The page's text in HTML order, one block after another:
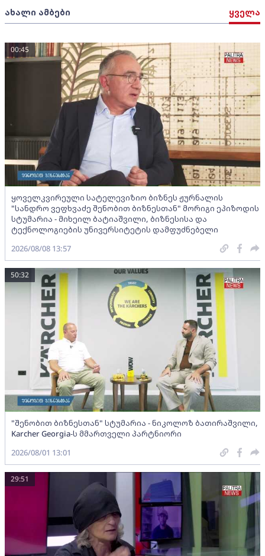
ახალი ამბები ყველა
ყოველკვირეული სატელევიზიო ბიზნეს ჟურნალის
"სანდრო ვეფხვაძე შენობით ბიზნესთან" მორიგი ეპიზოდის
სტუმარია - მიხეილ ბატიაშვილი, ბიზნესისა და
ტექნოლოგიების უნივერსიტეტის დამფუძნებელი
00:45
2026/08/08 13:57
"შენობით ბიზნესთან" სტუმარია - ნიკოლოზ ბათირაშვილი,
Karcher Georgia-ს მმართველი პარტნიორი
50:32
2026/08/01 13:01
29:51